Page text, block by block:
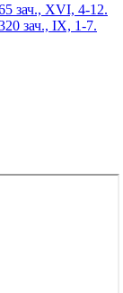
зач., XVI, 4-12.
зач., IX, 1-7.